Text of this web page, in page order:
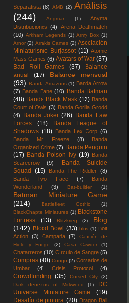
Separatista (8) AMB (2) Análisis
(244)
Angmar (1)
Anyma
Distribuciones
(4)
Arena Deathmatch
(10) Arkham Legends (1) Army Box (1)
Arnor (2) Arrakis Games (2) Asociación
Miniaturismo Burjassot (11) Atomic
Mass Games (6) Avatars of War (37)
Bad Roll Games
(37)
Balance
anual
(17)
Balance mensual
(93)
Banda Amazons (1) Banda Arrow
(7) Banda Bane (10)
Banda Batman
(48) Banda Black Mask (12) Banda
Court of Owls (3) Banda Gorilla Grodd
(4)
Banda Joker (26) Banda Law
Forces
(18)
Banda League of
Shadows (18) Banda Lex Corp (6)
Banda Mr. Freeze
(8)
Banda
Organized Crime (7) Banda Penguin
(17) Banda Poison Ivy (19) Banda
Scarecrow
(9)
Banda Suicide
Squad
(15) Banda The Riddler (8)
Banda Two Face
(7)
Banda
Wonderland
(3) Bat-builder (1)
Batman Miniature Game
(214)
Battlefleet Gothic
(1)
BlackChaptel Miniatures (1) Blackstone
Fortress
(13) Blitzkrieg (2)
Blog
(142) Blood Bowl (33) blos (1) Bolt
Action (3) Campaña (7)
Canción de
Hielo y Fuego
(2) Casa Cawdor (1)
Chatarreros (10) Círculo de Sangre (5)
Compras (40) Congo (2) Corsarios de
Umbar
(4) Crisis Protocol (4)
Crowdfunding (35) Cursed City
(2)
Dark denezins of Mirkwood
(1)
DC
Universe Miniature Game
(19)
Desafío de pintura (20) Dragon Ball